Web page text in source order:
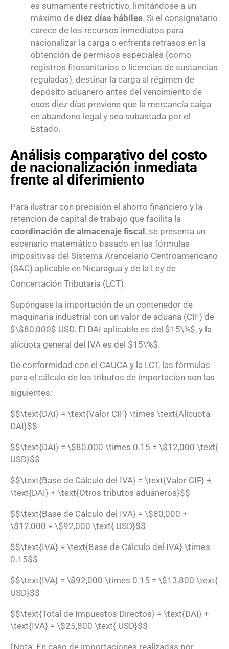
es sumamente restrictivo, limitándose a un
máximo de diez días hábiles. Si el consignatario
carece de los recursos inmediatos para
nacionalizar la carga o enfrenta retrasos en la
obtención de permisos especiales (como
registros fitosanitarios o licencias de sustancias
reguladas), destinar la carga al régimen de
depósito aduanero antes del vencimiento de
esos diez días previene que la mercancía caiga
en abandono legal y sea subastada por el
Estado.
Análisis comparativo del costo
de nacionalización inmediata
frente al diferimiento
Para ilustrar con precisión el ahorro financiero y la
retención de capital de trabajo que facilita la
coordinación de almacenaje fiscal , se presenta un
escenario matemático basado en las fórmulas
impositivas del Sistema Arancelario Centroamericano
(SAC) aplicable en Nicaragua y de la Ley de
Concertación Tributaria (LCT).
Supóngase la importación de un contenedor de
maquinaria industrial con un valor de aduana (CIF) de
$\$80,000$ USD. El DAI aplicable es del $15\%$, y la
alícuota general del IVA es del $15\%$.
De conformidad con el CAUCA y la LCT, las fórmulas
para el cálculo de los tributos de importación son las
siguientes:
$$\text{DAI} = \text{Valor CIF} \times \text{Alícuota
DAI}$$
$$\text{DAI} = \$80,000 \times 0.15 = \$12,000 \text{
USD}$$
$$\text{Base de Cálculo del IVA} = \text{Valor CIF} +
\text{DAI} + \text{Otros tributos aduaneros}$$
$$\text{Base de Cálculo del IVA} = \$80,000 +
\$12,000 = \$92,000 \text{ USD}$$
$$\text{IVA} = \text{Base de Cálculo del IVA} \times
0.15$$
$$\text{IVA} = \$92,000 \times 0.15 = \$13,800 \text{
USD}$$
$$\text{Total de Impuestos Directos} = \text{DAI} +
\text{IVA} = \$25,800 \text{ USD}$$